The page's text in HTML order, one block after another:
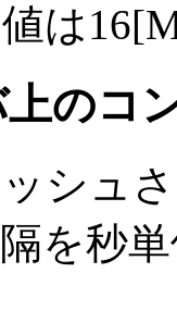
は
のコ
シュ
を秒